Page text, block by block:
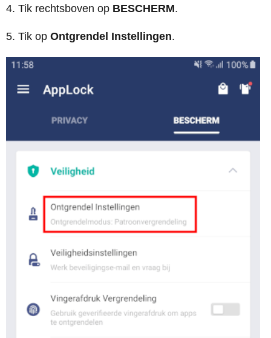
4. Tik rechtsboven op BESCHERM.
5. Tik op Ontgrendel Instellingen.